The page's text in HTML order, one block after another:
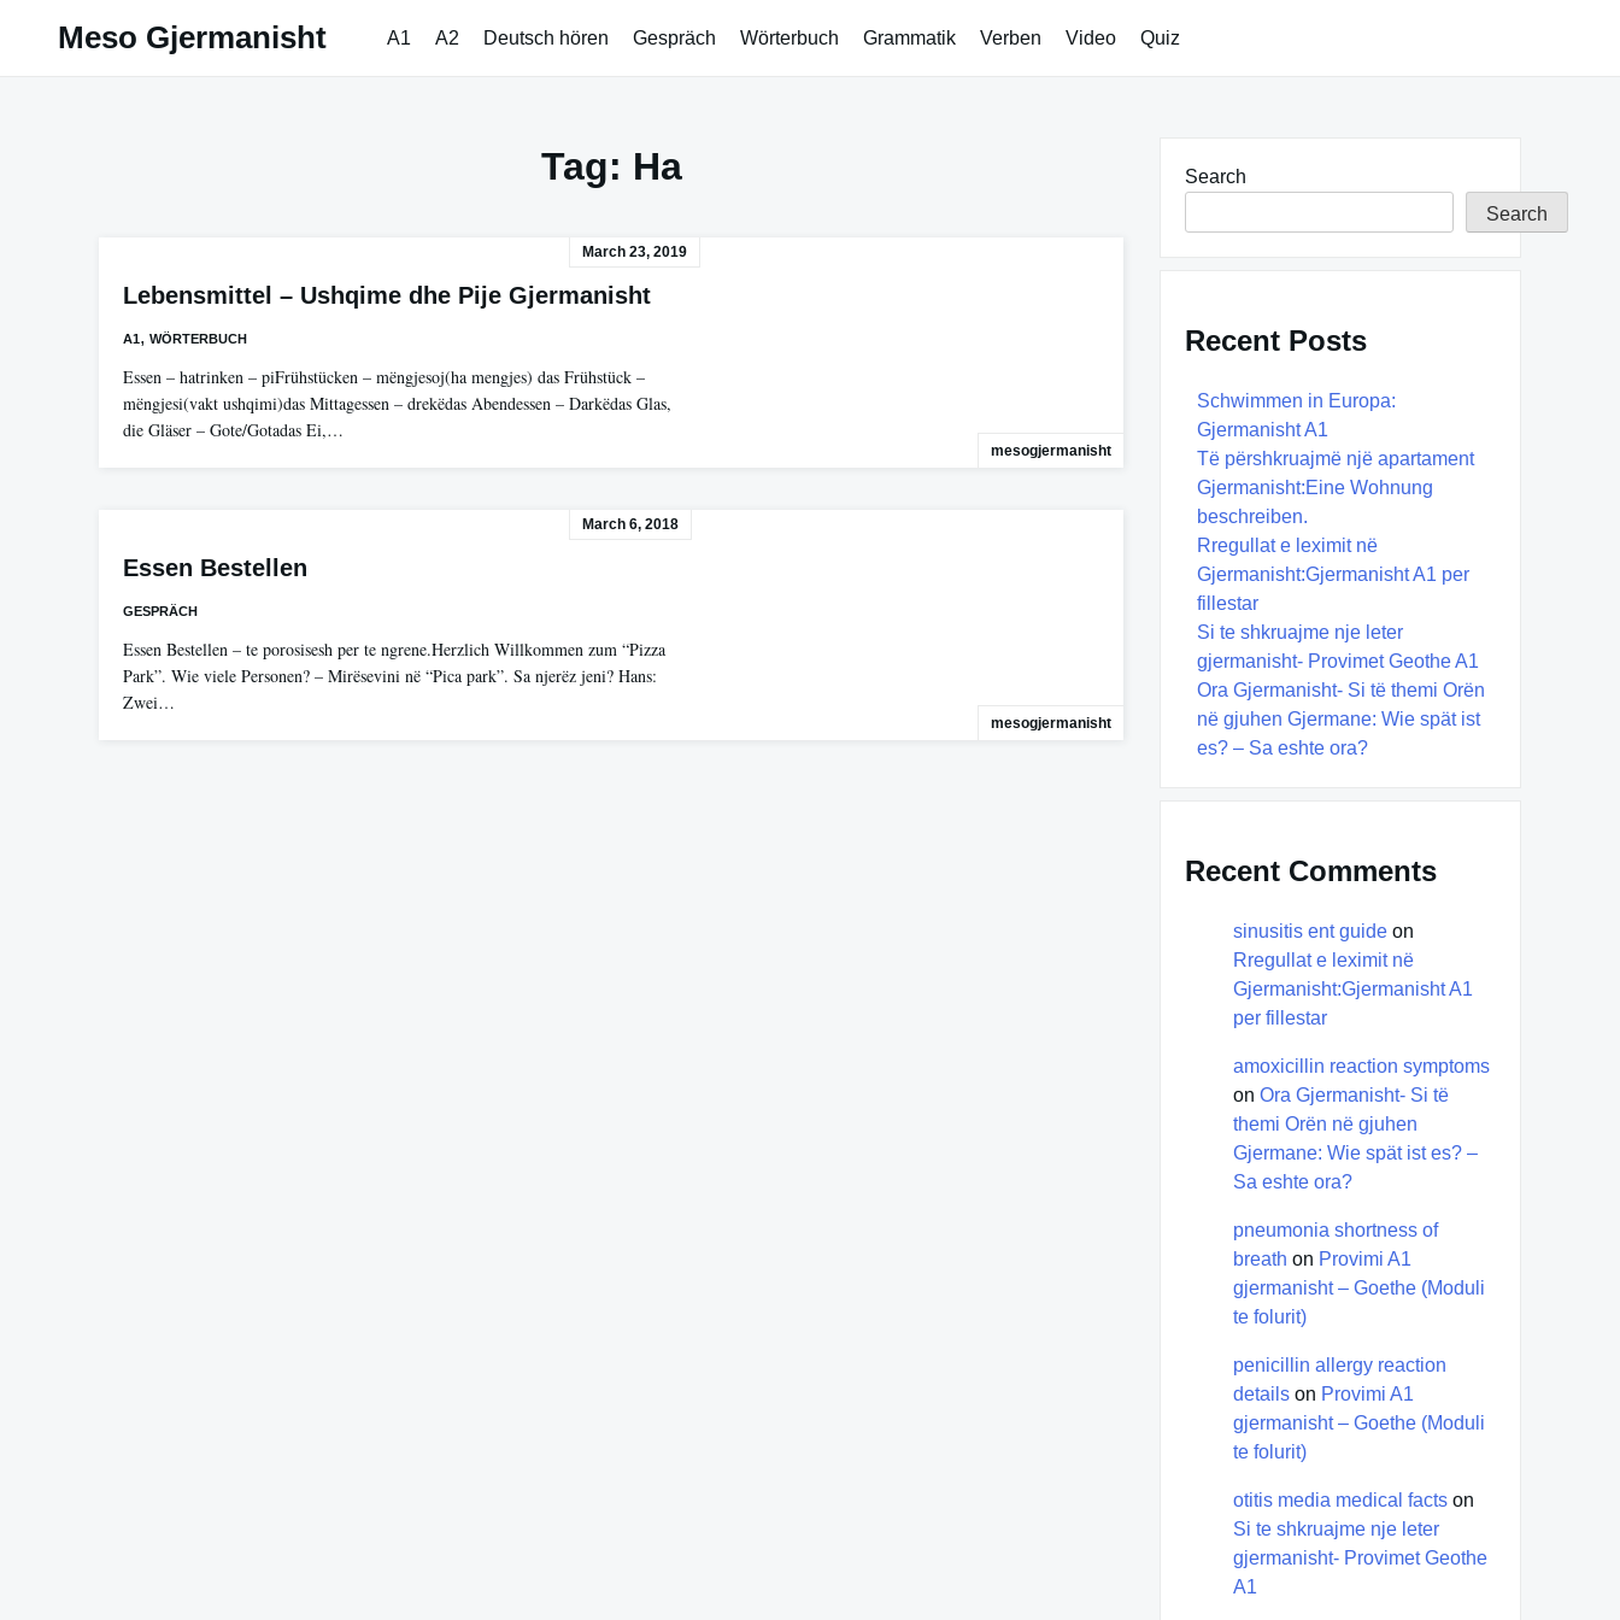
Meso Gjermanisht A1 A2 Deutsch hören Gespräch Wörterbuch Grammatik Verben Video Quiz
Tag: Ha
March 23, 2019
Lebensmittel – Ushqime dhe Pije Gjermanisht
A1, WÖRTERBUCH
Essen – hatrinken – piFrühstücken – mëngjesoj(ha mengjes) das Frühstück –
mëngjesi(vakt ushqimi)das Mittagessen – drekëdas Abendessen – Darkëdas Glas,
die Gläser – Gote/Gotadas Ei,…
mesogjermanisht
March 6, 2018
Essen Bestellen
GESPRÄCH
Essen Bestellen – te porosisesh per te ngrene.Herzlich Willkommen zum “Pizza
Park”. Wie viele Personen? – Mirësevini në “Pica park”. Sa njerëz jeni? Hans:
Zwei…
mesogjermanisht
Search
Search
Recent Posts
Schwimmen in Europa:
Gjermanisht A1
Të përshkruajmë një apartament
Gjermanisht:Eine Wohnung
beschreiben.
Rregullat e leximit në
Gjermanisht:Gjermanisht A1 per
fillestar
Si te shkruajme nje leter
gjermanisht- Provimet Geothe A1
Ora Gjermanisht- Si të themi Orën
në gjuhen Gjermane: Wie spät ist
es? – Sa eshte ora?
Recent Comments
sinusitis ent guide on
Rregullat e leximit në
Gjermanisht:Gjermanisht A1
per fillestar
amoxicillin reaction symptoms
on Ora Gjermanisht- Si të
themi Orën në gjuhen
Gjermane: Wie spät ist es? –
Sa eshte ora?
pneumonia shortness of
breath on Provimi A1
gjermanisht – Goethe (Moduli
te folurit)
penicillin allergy reaction
details on Provimi A1
gjermanisht – Goethe (Moduli
te folurit)
otitis media medical facts on
Si te shkruajme nje leter
gjermanisht- Provimet Geothe
A1